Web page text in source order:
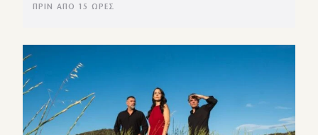
ΠΡΙΝ ΑΠΌ 15 ΏΡΕΣ